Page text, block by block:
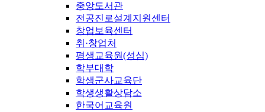
중앙도서관
전공진로설계지원센터
창업보육센터
취·창업처
평생교육원(성심)
학부대학
학생군사교육단
학생생활상담소
한국어교육원